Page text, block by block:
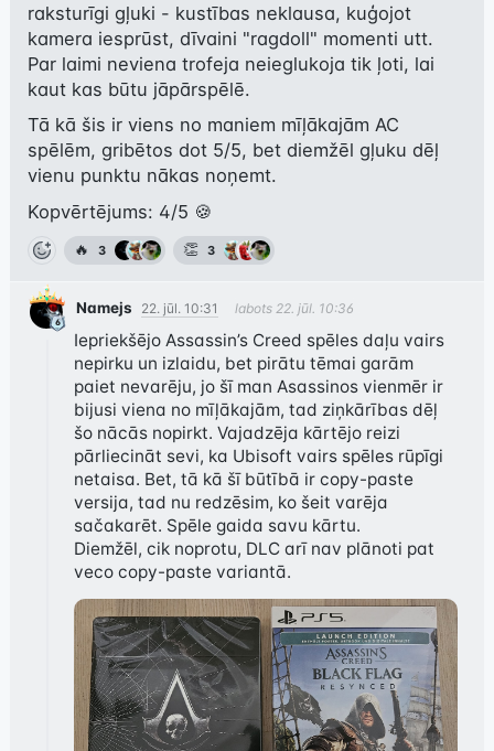
raksturīgi gļuki - kustības neklausa, kuģojot
kamera iesprūst, dīvaini "ragdoll" momenti utt.
Par laimi neviena trofeja neieglukoja tik ļoti, lai
kaut kas būtu jāpārspēlē.
Tā kā šis ir viens no maniem mīļākajām AC
spēlēm, gribētos dot 5/5, bet diemžēl gļuku dēļ
vienu punktu nākas noņemt.
Kopvērtējums: 4/5 🍪
🔥 3 👏 3
Namejs 22. jūl. 10:31 labots 22. jūl. 10:36
Iepriekšējo Assassin’s Creed spēles daļu vairs
nepirku un izlaidu, bet pirātu tēmai garām
paiet nevarēju, jo šī man Asassinos vienmēr ir
bijusi viena no mīļākajām, tad ziņkārības dēļ
šo nācās nopirkt. Vajadzēja kārtējo reizi
pārliecināt sevi, ka Ubisoft vairs spēles rūpīgi
netaisa. Bet, tā kā šī būtībā ir copy-paste
versija, tad nu redzēsim, ko šeit varēja
sačakarēt. Spēle gaida savu kārtu.
Diemžēl, cik noprotu, DLC arī nav plānoti pat